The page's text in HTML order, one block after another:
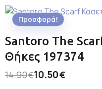
Προσφορά!
Santoro The
Θήκες 197374
14.90€10.50€